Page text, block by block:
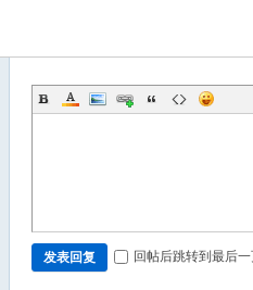
发表回复 回帖后跳转到最后